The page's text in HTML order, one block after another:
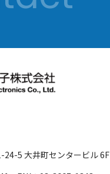
24-5 大井町センタービル 6F